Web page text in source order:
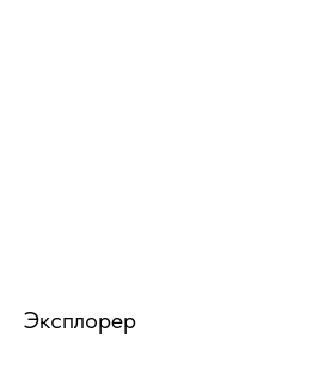
Эксплорер